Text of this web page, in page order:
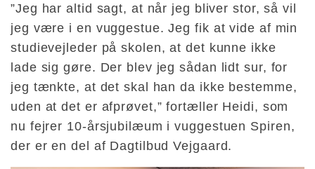
”Jeg har altid sagt, at når jeg bliver stor, så vil
jeg være i en vuggestue. Jeg fik at vide af min
studievejleder på skolen, at det kunne ikke
lade sig gøre. Der blev jeg sådan lidt sur, for
jeg tænkte, at det skal han da ikke bestemme,
uden at det er afprøvet,” fortæller Heidi, som
nu fejrer 10-årsjubilæum i vuggestuen Spiren,
der er en del af Dagtilbud Vejgaard.